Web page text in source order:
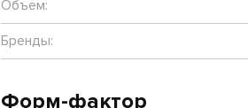
Объем:
Бренды:
Форм-фактор